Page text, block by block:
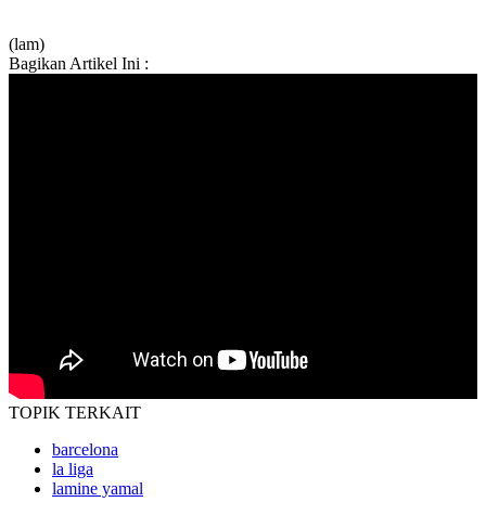
(lam)
Bagikan Artikel Ini :
TOPIK TERKAIT
barcelona
la liga
lamine yamal